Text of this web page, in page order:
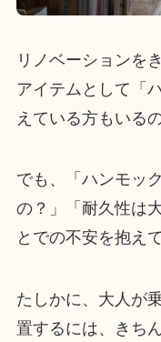
リノベーションを
アイテムとして「
えている方もいる
でも、「ハンモッ
の？」「耐久性は
とでの不安を抱え
たしかに、大人が
置するには、きち